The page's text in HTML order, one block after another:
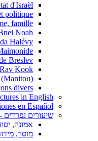
d'Israël
politique
famille
Noah
Halévy
Breslev
Rav Kook
(Rav Askenazi (Manitou
divers
in English
en Español
שיעורים נפרדים
אמונה,
מוסר,